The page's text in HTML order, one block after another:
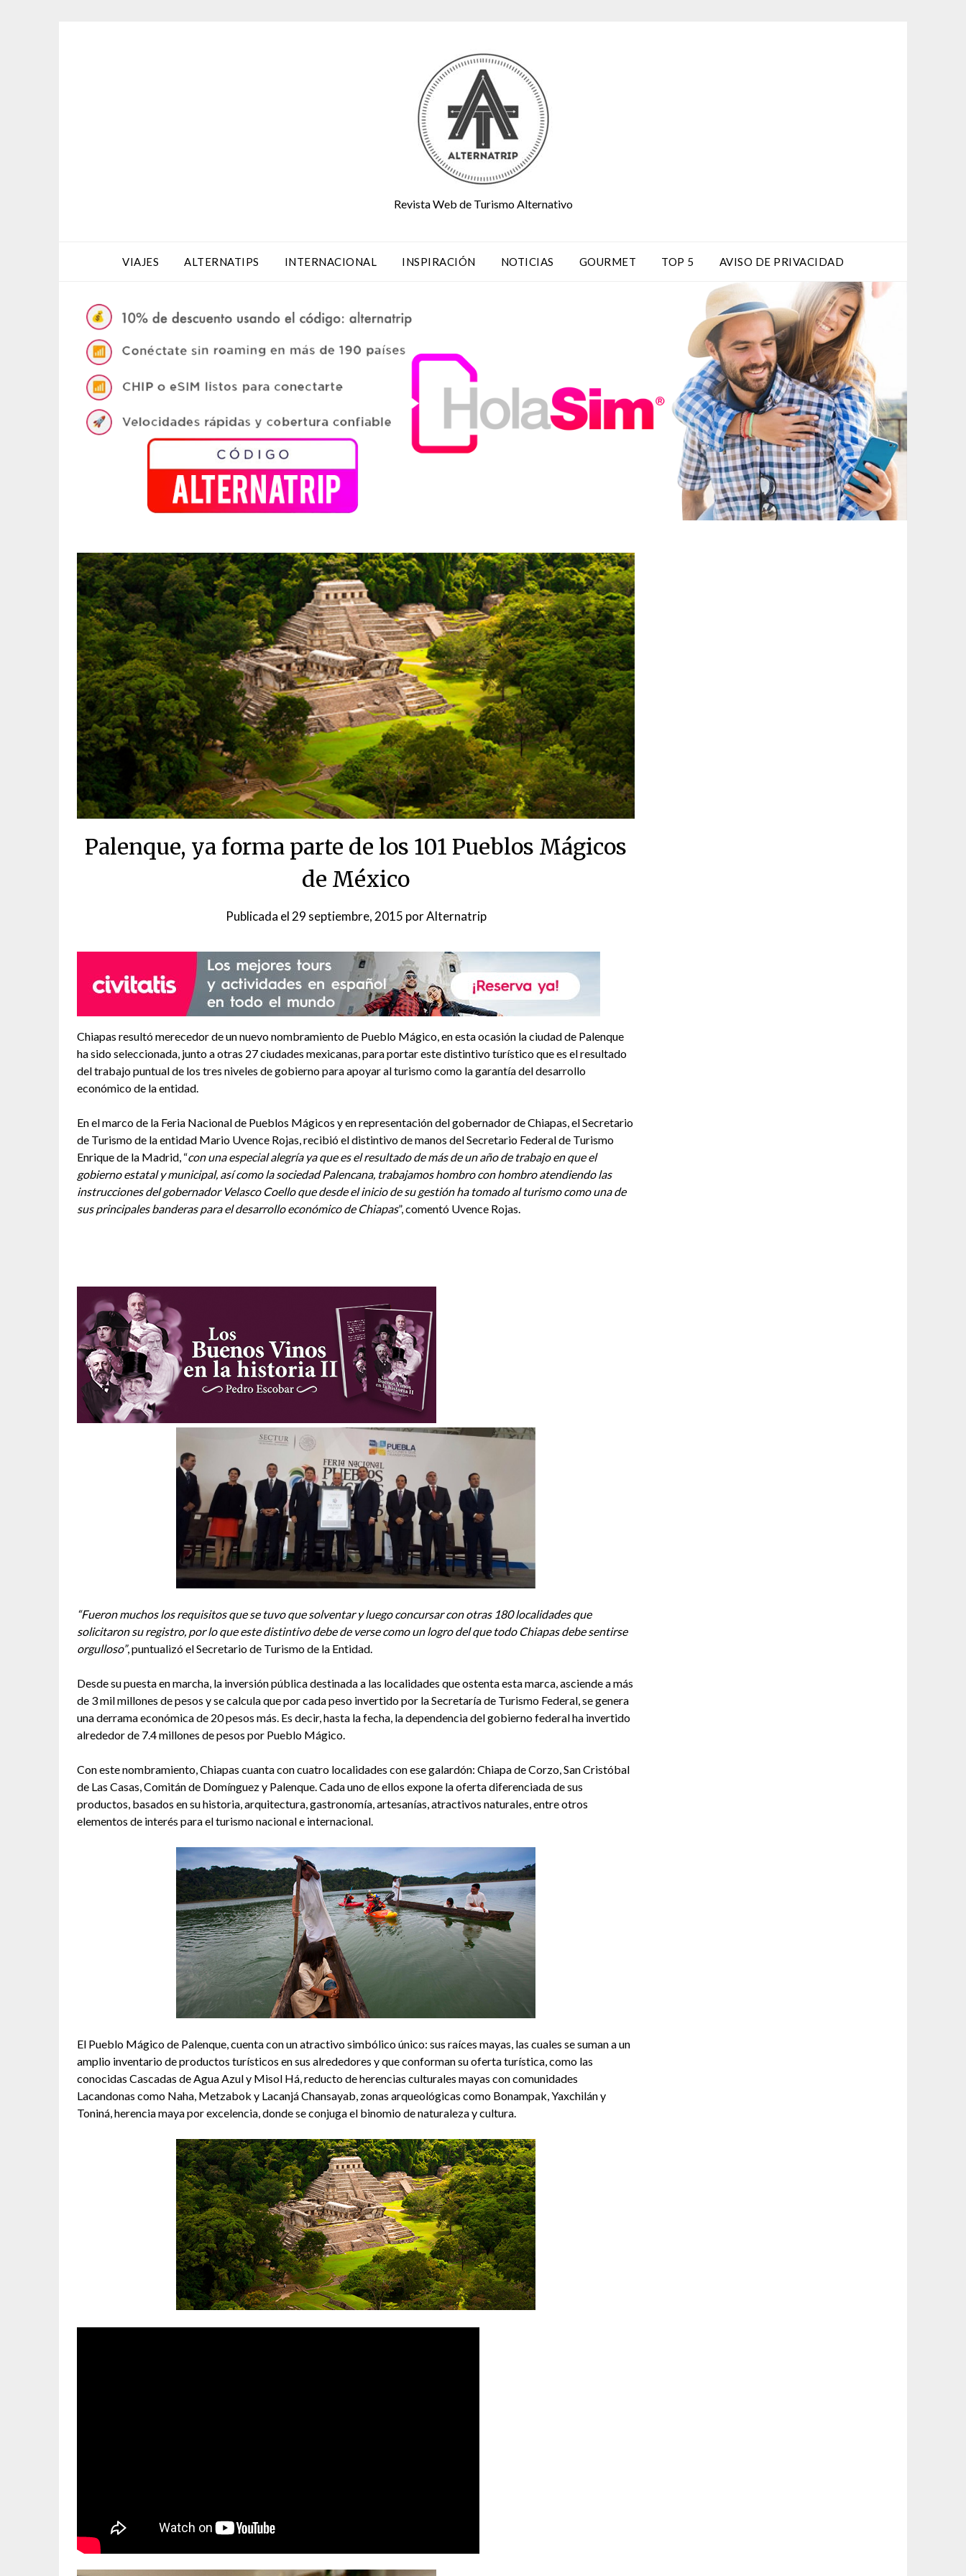
Revista Web de Turismo Alternativo
VIAJES ALTERNATIPS INTERNACIONAL INSPIRACIÓN NOTICIAS GOURMET TOP 5 AVISO DE PRIVACIDAD
Palenque, ya forma parte de los 101 Pueblos Mágicos
de México
Publicada el 29 septiembre, 2015 porAlternatrip
Chiapas resultó merecedor de un nuevo nombramiento de Pueblo Mágico, en esta ocasión la ciudad de Palenque
ha sido seleccionada, junto a otras 27 ciudades mexicanas, para portar este distintivo turístico que es el resultado
del trabajo puntual de los tres niveles de gobierno para apoyar al turismo como la garantía del desarrollo
económico de la entidad.
En el marco de la Feria Nacional de Pueblos Mágicos y en representación del gobernador de Chiapas, el Secretario
de Turismo de la entidad Mario Uvence Rojas, recibió el distintivo de manos del Secretario Federal de Turismo
Enrique de la Madrid, “con una especial alegría ya que es el resultado de más de un año de trabajo en que el
gobierno estatal y municipal, así como la sociedad Palencana, trabajamos hombro con hombro atendiendo las
instrucciones del gobernador Velasco Coello que desde el inicio de su gestión ha tomado al turismo como una de
sus principales banderas para el desarrollo económico de Chiapas”, comentó Uvence Rojas.
“Fueron muchos los requisitos que se tuvo que solventar y luego concursar con otras 180 localidades que
solicitaron su registro, por lo que este distintivo debe de verse como un logro del que todo Chiapas debe sentirse
orgulloso”, puntualizó el Secretario de Turismo de la Entidad.
Desde su puesta en marcha, la inversión pública destinada a las localidades que ostenta esta marca, asciende a más
de 3 mil millones de pesos y se calcula que por cada peso invertido por la Secretaría de Turismo Federal, se genera
una derrama económica de 20 pesos más. Es decir, hasta la fecha, la dependencia del gobierno federal ha invertido
alrededor de 7.4 millones de pesos por Pueblo Mágico.
Con este nombramiento, Chiapas cuanta con cuatro localidades con ese galardón: Chiapa de Corzo, San Cristóbal
de Las Casas, Comitán de Domínguez y Palenque. Cada uno de ellos expone la oferta diferenciada de sus
productos, basados en su historia, arquitectura, gastronomía, artesanías, atractivos naturales, entre otros
elementos de interés para el turismo nacional e internacional.
El Pueblo Mágico de Palenque, cuenta con un atractivo simbólico único: sus raíces mayas, las cuales se suman a un
amplio inventario de productos turísticos en sus alrededores y que conforman su oferta turística, como las
conocidas Cascadas de Agua Azul y Misol Há, reducto de herencias culturales mayas con comunidades
Lacandonas como Naha, Metzabok y Lacanjá Chansayab, zonas arqueológicas como Bonampak, Yaxchilán y
Toniná, herencia maya por excelencia, donde se conjuga el binomio de naturaleza y cultura.